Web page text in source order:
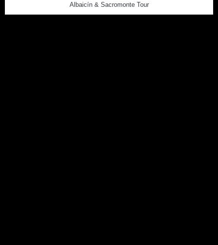
Albaicín & Sacromonte Tour